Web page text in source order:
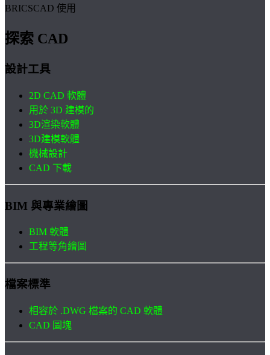
BRICSCAD 使用
探索 CAD
設計工具
2D CAD 軟體
用於 3D 建模的
3D渲染軟體
3D建模軟體
機械設計
CAD 下載
BIM 與專業繪圖
BIM 軟體
工程等角繪圖
檔案標準
相容於 .DWG 檔案的 CAD 軟體
CAD 圖塊